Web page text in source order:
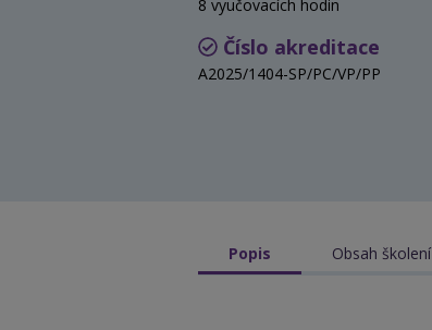
8 vyučovacích hodin
Číslo akreditace
A2025/1404-SP/PC/VP/PP
Popis Obsah školení